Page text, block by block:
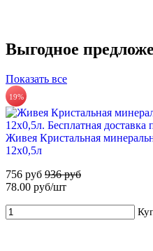
ХВАЛОВСКАЯ Горная
735 руб.
67%
Для новых клиентов.
Deluxe (3х19л)
599 руб
Выгодное
Показать все
19%
Живея Кристальная
12х0,5л
756 руб 936 руб
78.00 руб/шт